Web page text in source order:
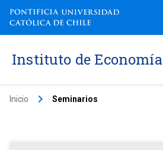
Instituto de Economía
Inicio keyboard_arrow_right Seminarios